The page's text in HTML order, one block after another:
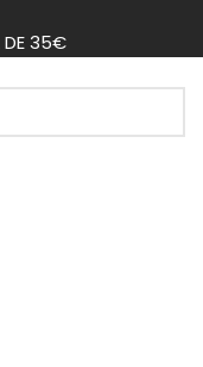
DE 35€